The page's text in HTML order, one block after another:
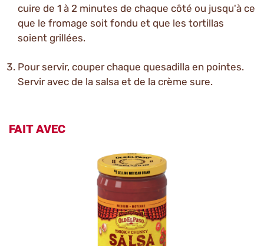
cuire de 1 à 2 minutes de chaque côté ou jusqu'à ce
que le fromage soit fondu et que les tortillas
soient grillées.
Pour servir, couper chaque quesadilla en pointes.
Servir avec de la salsa et de la crème sure.
FAIT AVEC